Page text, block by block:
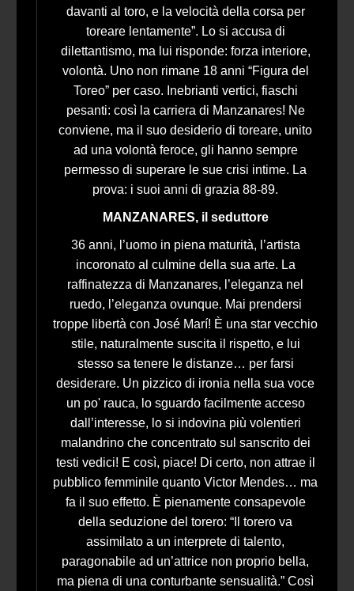
davanti al toro, e la velocità della corsa per
toreare lentamente”. Lo si accusa di
dilettantismo, ma lui risponde: forza interiore,
volontà. Uno non rimane 18 anni “Figura del
Toreo” per caso. Inebrianti vertici, fiaschi
pesanti: così la carriera di Manzanares! Ne
conviene, ma il suo desiderio di toreare, unito
ad una volontà feroce, gli hanno sempre
permesso di superare le sue crisi intime. La
prova: i suoi anni di grazia 88-89.
MANZANARES, il seduttore
36 anni, l’uomo in piena maturità, l’artista
incoronato al culmine della sua arte. La
raffinatezza di Manzanares, l’eleganza nel
ruedo, l’eleganza ovunque. Mai prendersi
troppe libertà con José Marí! È una star vecchio
stile, naturalmente suscita il rispetto, e lui
stesso sa tenere le distanze… per farsi
desiderare. Un pizzico di ironia nella sua voce
un po' rauca, lo sguardo facilmente acceso
dall’interesse, lo si indovina più volentieri
malandrino che concentrato sul sanscrito dei
testi vedici! E così, piace! Di certo, non attrae il
pubblico femminile quanto Victor Mendes… ma
fa il suo effetto. È pienamente consapevole
della seduzione del torero: “Il torero va
assimilato a un interprete di talento,
paragonabile ad un’attrice non proprio bella,
ma piena di una conturbante sensualità.” Così